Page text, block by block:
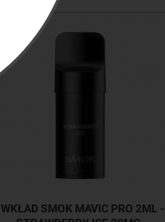
WKŁAD SMOK MAVIC PRO 2ML -